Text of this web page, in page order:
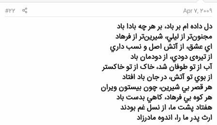
Apr 7, 2009
#22
دل داده ام بر باد، بر هر چه بادا باد
مجنون‌تر از ليلي، شيرين‌تر از فرهاد
اي عشق، از آتش اصل و نسب داري
از تيره‌ی دودي، از دودمان باد
آب از تو طوفان شد، خاک از تو خاکستر
از بوي تو آتش، در جان باد افتاد
هر قصر بي شيرين، چون بيستون ويران
هر کوه بي فرهاد، کاهي بدست باد
هفتاد پشت ما، از نسل غم بودند
ارث پدر ما را، اندوه مادرزاد